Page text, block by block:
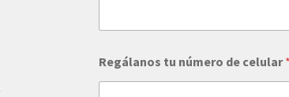
Regálanos tu número de celular*